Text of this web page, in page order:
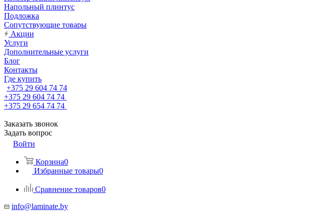
Напольный плинтус
Подложка
Сопутствующие товары
Акции
Услуги
Дополнительные услуги
Блог
Контакты
Где купить
+375 29 604 74 74
+375 29 604 74 74
+375 29 654 74 74
Заказать звонок
Задать вопрос
Войти
Корзина0
Избранные товары0
Сравнение товаров0
info@laminate.by